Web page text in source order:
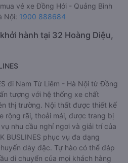
vé xe Đồng Hới - Quảng Bình
Nội: 1900 888684
hành tại 32 Hoàng Diệu,
đi Nam Từ Liêm - Hà Nội từ Đồng
tượng với hệ thống xe chất
thị trường. Nội thất được thiết kế
rộng rãi, thoải mái, được trang bị
nhu cầu nghỉ ngơi và giải trí của
BUSLINES phục vụ đa dạng
dày đặc. Tự hào có thể đáp
di chuyển của mọi khách hàng